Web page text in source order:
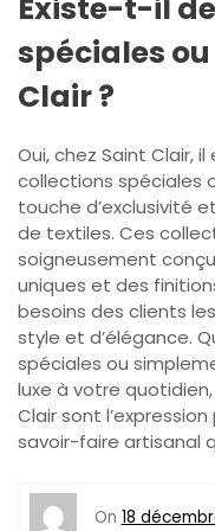
Existe-t-il
spéciales
Clair ?
Oui, chez Saint Clair,
collections spéciales
touche d’exclusivité
de textiles. Ces
soigneusement
uniques et des
besoins des clients
style et d’élégance.
spéciales ou
luxe à votre
Clair sont
savoir-faire artisanal
On 18